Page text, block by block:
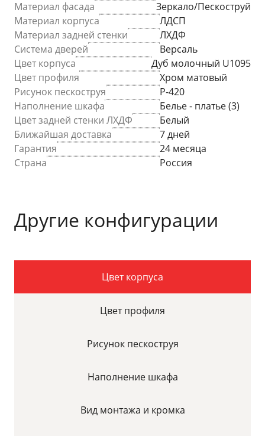
Материал фасада
Зеркало/Пескоструй
Материал корпуса
ЛДСП
Материал задней стенки
ЛХДФ
Система дверей
Версаль
Цвет корпуса
Дуб молочный U1095
Цвет профиля
Хром матовый
Рисунок пескоструя
P-420
Наполнение шкафа
Белье - платье (3)
Цвет задней стенки ЛХДФ
Белый
Ближайшая доставка
7 дней
Гарантия
24 месяца
Страна
Россия
Другие конфигурации
Цвет корпуса
Цвет профиля
Рисунок пескоструя
Наполнение шкафа
Вид монтажа и кромка